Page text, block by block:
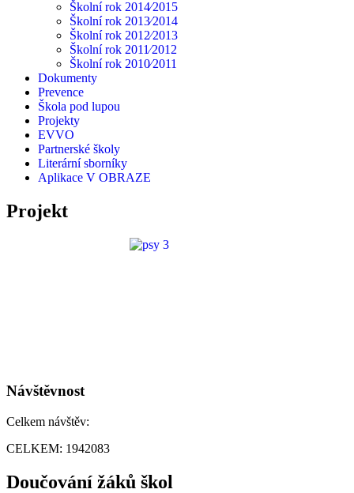
Školní rok 2014⁄2015
Školní rok 2013⁄2014
Školní rok 2012⁄2013
Školní rok 2011⁄2012
Školní rok 2010⁄2011
Dokumenty
Prevence
Škola pod lupou
Projekty
EVVO
Partnerské školy
Literární sborníky
Aplikace V OBRAZE
Projekt
Návštěvnost
Celkem návštěv:
CELKEM: 1942083
Doučování žáků škol